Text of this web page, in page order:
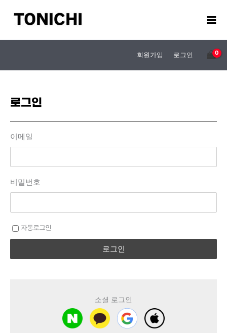
로
뛰
회원가입 로그인
로그인
이메일
비밀번호
자동로그인
로그인
소셜 로그인